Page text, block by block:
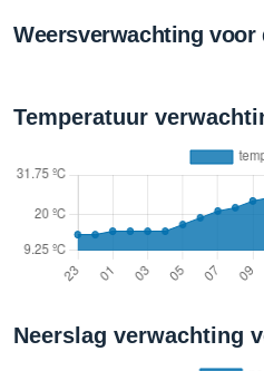
Weersverwachting voor
Temperatuur
Neerslag verwachting